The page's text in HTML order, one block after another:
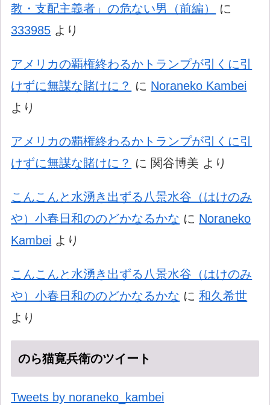
教・支配主義者」の危ない男（前編）
に
333985 より
アメリカの覇権終わるかトランプが引くに引
けずに無謀な賭けに？ に Noraneko Kambei
より
アメリカの覇権終わるかトランプが引くに引
けずに無謀な賭けに？ に 関谷博美 より
こんこんと水湧き出ずる八景水谷（はけのみ
や）小春日和ののどかなるかな に Noraneko
Kambei より
こんこんと水湧き出ずる八景水谷（はけのみ
や）小春日和ののどかなるかな に和久希世
より
のら猫寛兵衛のツイート
Tweets by noraneko_kambei